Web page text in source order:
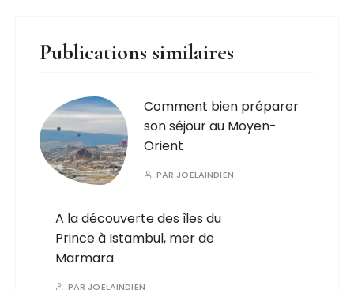
Publications similaires
Comment bien préparer
son séjour au Moyen-
Orient
PAR JOELAINDIEN
A la découverte des îles du
Prince à Istambul, mer de
Marmara
PAR JOELAINDIEN